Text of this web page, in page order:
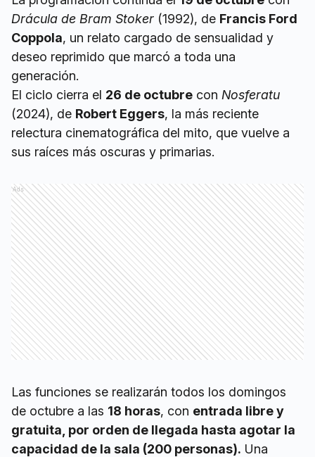
Drácula de Bram Stoker (1992), de Francis Ford
Coppola, un relato cargado de sensualidad y
deseo reprimido que marcó a toda una
generación.
El ciclo cierra el 26 de octubre con Nosferatu
(2024), de Robert Eggers, la más reciente
relectura cinematográfica del mito, que vuelve a
sus raíces más oscuras y primarias.
Ads
Las funciones se realizarán todos los domingos
de octubre a las 18 horas, con entrada libre y
gratuita, por orden de llegada hasta agotar la
capacidad de la sala (200 personas). Una